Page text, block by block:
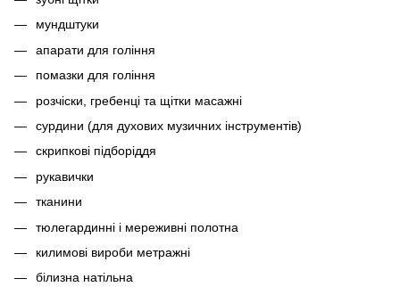
мундштуки
апарати для гоління
помазки для гоління
розчіски, гребенці та щітки масажні
сурдини (для духових музичних інструментів)
скрипкові підборіддя
рукавички
тканини
тюлегардинні і мереживні полотна
килимові вироби метражні
білизна натільна